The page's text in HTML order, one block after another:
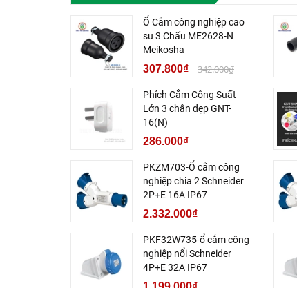
Ổ Cắm công nghiệp cao
su 3 Chấu ME2628-N
Meikosha
307.800₫ 342.000₫
Phích Cắm Công Suất
Lớn 3 chân dẹp GNT-
16(N)
286.000₫
PKZM703-Ổ cắm công
nghiệp chia 2 Schneider
2P+E 16A IP67
2.332.000₫
PKF32W735-ổ cắm công
nghiệp nổi Schneider
4P+E 32A IP67